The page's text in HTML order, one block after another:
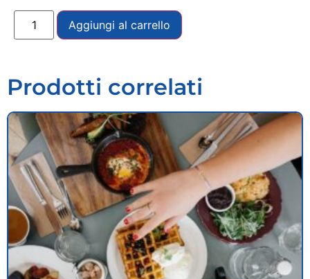
Aggiungi al carrello
Prodotti correlati